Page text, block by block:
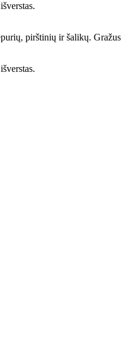
pirštinių ir šalikų. Gražus